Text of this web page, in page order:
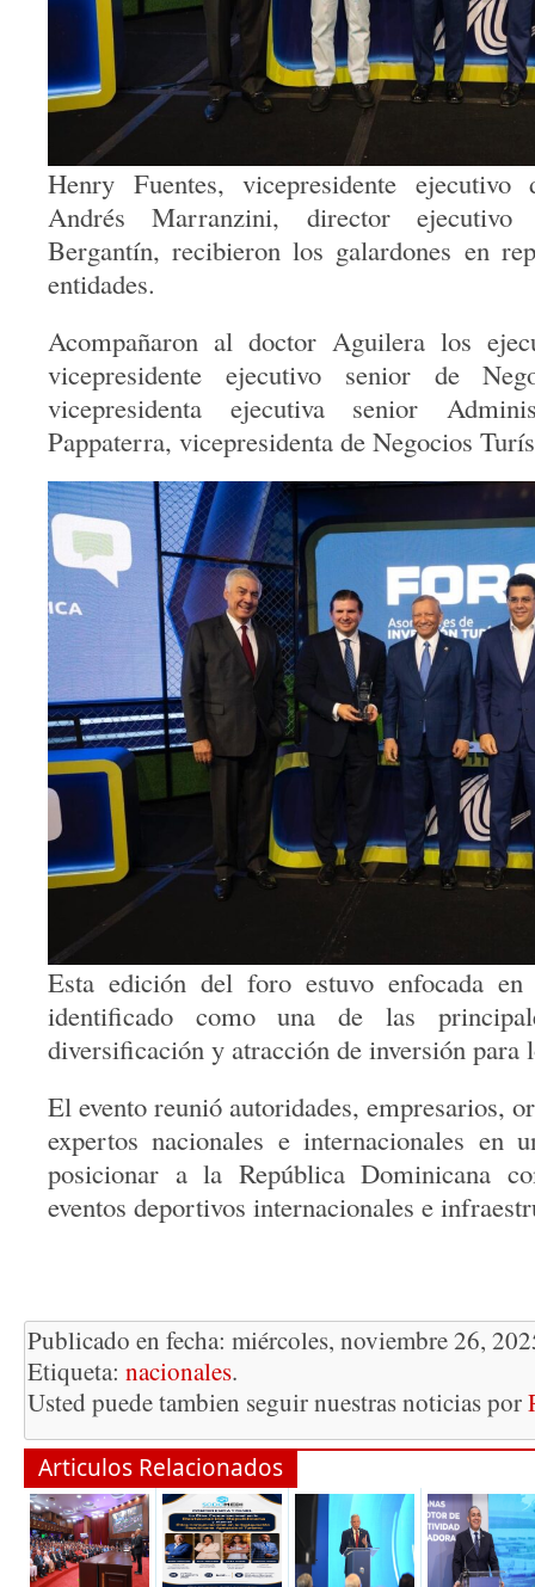
Henry Fuentes, vicepresidente
Andrés Marranzini, director
Bergantín, recibieron los galardones en
entidades.
Acompañaron al doctor Aguilera los
vicepresidente ejecutivo senior de
vicepresidenta ejecutiva senior
Pappaterra, vicepresidenta de Negocios
Esta edición del foro estuvo enfocada
identificado como una de las
diversificación y atracción de inversión para
El evento reunió autoridades, empresarios,
expertos nacionales e internacionales en
posicionar a la República Dominicana
eventos deportivos internacionales e
Publicado en fecha: miércoles, noviembre 26,
Etiqueta: nacionales.
Usted puede tambien seguir nuestras noticias por
Articulos Relacionados